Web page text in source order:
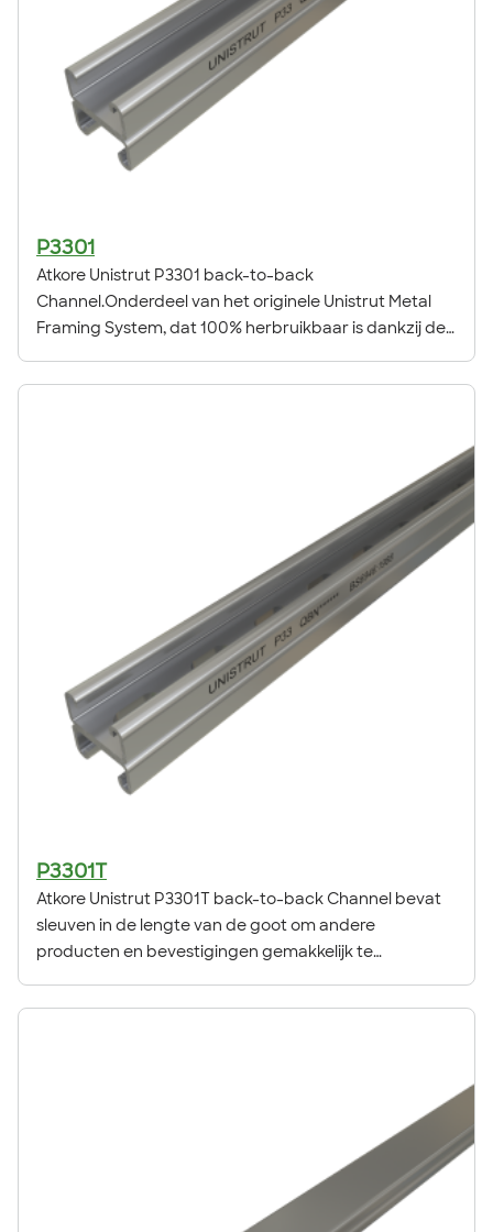
P3301
Atkore Unistrut P3301 back-to-back
Channel.Onderdeel van het originele Unistrut Metal
Framing System, dat 100% herbruikbaar is dankzij de
P3301T
Atkore Unistrut P3301T back-to-back Channel bevat
sleuven in de lengte van de goot om andere
producten en bevestigingen gemakkelijk te
gebruikers de mogelijkheid om aan beide zijden van